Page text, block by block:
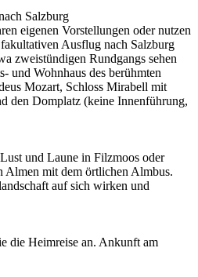
Salzburg
eigenen Vorstellungen oder nutzen
Ausflug nach Salzburg
zweistündigen Rundgangs sehen
und Wohnhaus des berühmten
Mozart, Schloss Mirabell mit
den Domplatz (keine Innenführung,
und Laune in Filzmoos oder
Almen mit dem örtlichen Almbus.
auf sich wirken und
die Heimreise an. Ankunft am